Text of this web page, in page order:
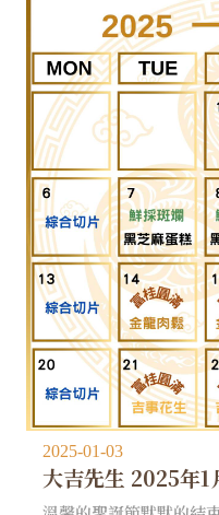
2025-01-03
大吉先生 2025年1